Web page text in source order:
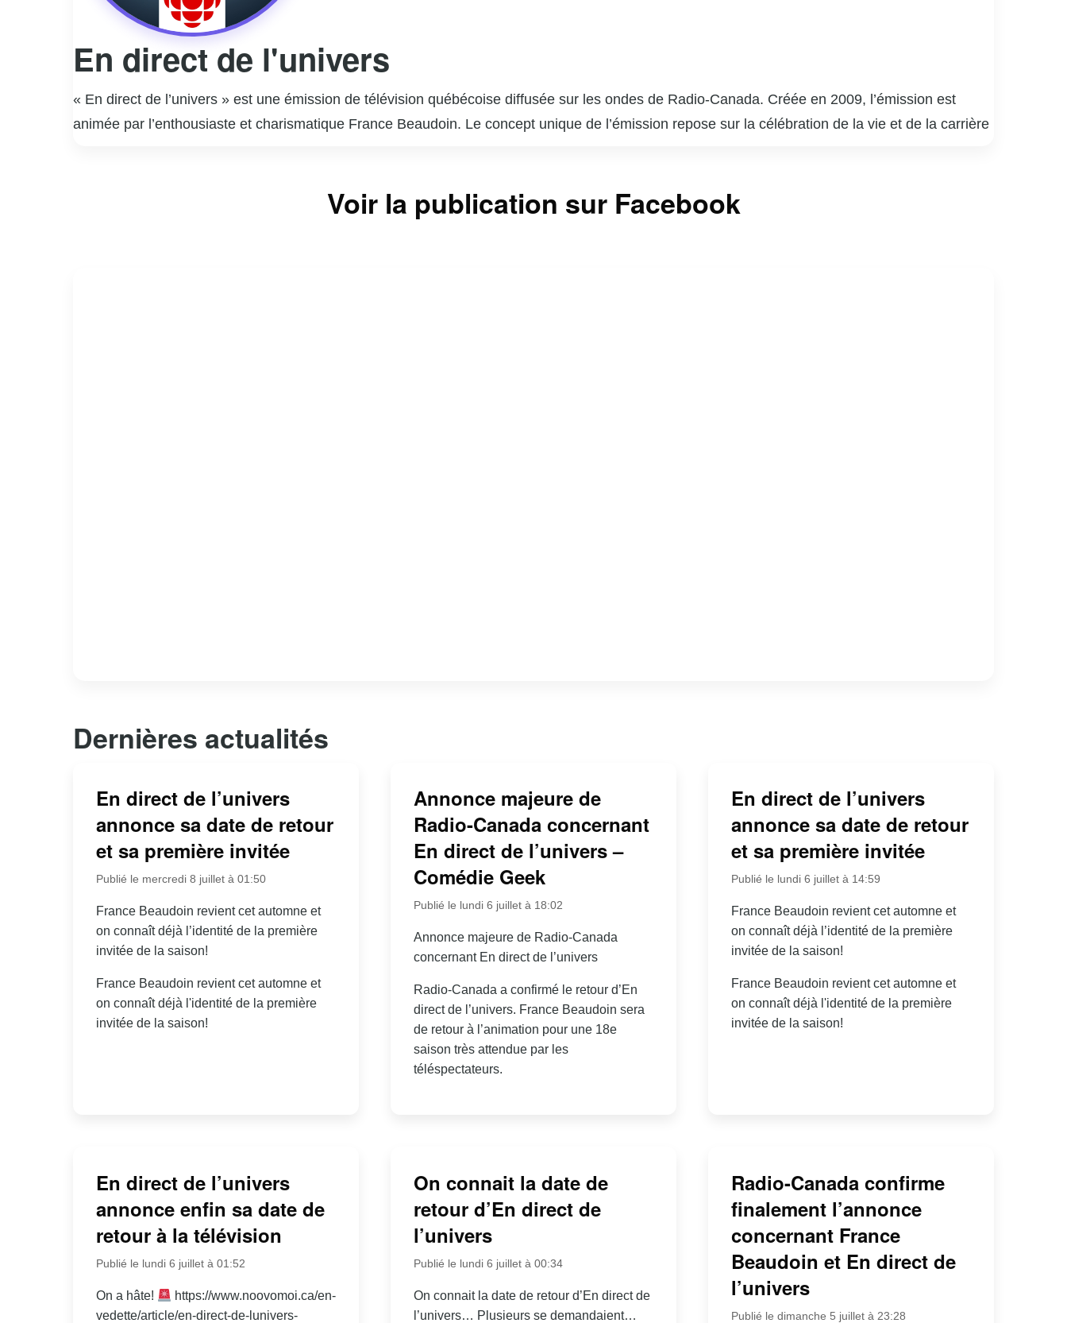
En direct de l'univers
« En direct de l’univers » est une émission de télévision québécoise diffusée sur les ondes de Radio-Canada. Créée en 2009, l’émission est
animée par l’enthousiaste et charismatique France Beaudoin. Le concept unique de l’émission repose sur la célébration de la vie et de la carrière
des anecdotes personnelles, créant une atmosphère émotive et authentique. « En direct de l’univers » a su captiver le cœur des téléspectateurs
grâce à son approche humaine et touchante, et a reçu de nombreux éloges pour sa capacité à révéler des facettes intimes et méconnues de ses
Voir la publication sur Facebook
Dernières actualités
En direct de l’univers
annonce sa date de retour
et sa première invitée
Publié le mercredi 8 juillet à 01:50
France Beaudoin revient cet automne et
on connaît déjà l’identité de la première
invitée de la saison!
France Beaudoin revient cet automne et
on connaît déjà l'identité de la première
invitée de la saison!
Annonce majeure de
Radio-Canada concernant
En direct de l’univers –
Comédie Geek
Publié le lundi 6 juillet à 18:02
Annonce majeure de Radio-Canada
concernant En direct de l’univers
Radio-Canada a confirmé le retour d’En
direct de l’univers. France Beaudoin sera
de retour à l’animation pour une 18e
saison très attendue par les
téléspectateurs.
En direct de l’univers
annonce sa date de retour
et sa première invitée
Publié le lundi 6 juillet à 14:59
France Beaudoin revient cet automne et
on connaît déjà l’identité de la première
invitée de la saison!
France Beaudoin revient cet automne et
on connaît déjà l'identité de la première
invitée de la saison!
En direct de l’univers
annonce enfin sa date de
retour à la télévision
Publié le lundi 6 juillet à 01:52
On a hâte!
https://www.noovomoi.ca/en-
vedette/article/en-direct-de-lunivers-
On connait la date de
retour d’En direct de
l’univers
Publié le lundi 6 juillet à 00:34
On connait la date de retour d’En direct de
l’univers… Plusieurs se demandaient…
Radio-Canada confirme
finalement l’annonce
concernant France
Beaudoin et En direct de
l’univers
Publié le dimanche 5 juillet à 23:28